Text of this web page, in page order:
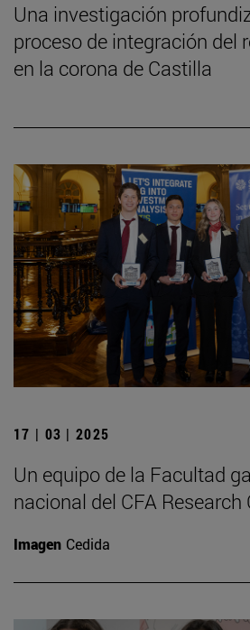
Una investigación
proceso de integración del
en la corona de Castilla
17 | 03 | 2025
Un equipo de la Facultad
nacional del CFA
Imagen Cedida